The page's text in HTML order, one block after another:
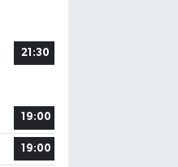
21:30
19:00
19:00